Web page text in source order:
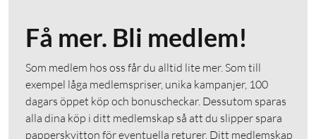
Få mer. Bli medlem!
Som medlem hos oss får du alltid lite mer. Som till
exempel låga medlemspriser, unika kampanjer, 100
dagars öppet köp och bonuscheckar. Dessutom sparas
alla dina köp i ditt medlemskap så att du slipper spara
papperskvitton för eventuella returer. Ditt medlemskap